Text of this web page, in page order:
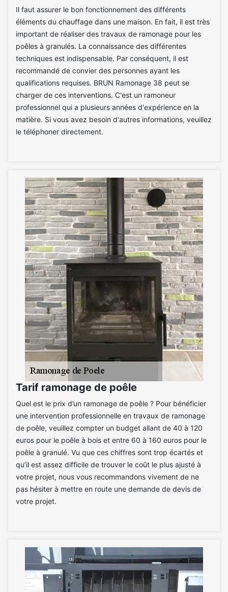
Il faut assurer le bon fonctionnement des différents
éléments du chauffage dans une maison. En fait, il est très
important de réaliser des travaux de ramonage pour les
poêles à granulés. La connaissance des différentes
techniques est indispensable. Par conséquent, il est
recommandé de convier des personnes ayant les
qualifications requises. BRUN Ramonage 38 peut se
charger de ces interventions. C'est un ramoneur
professionnel qui a plusieurs années d'expérience en la
matière. Si vous avez besoin d'autres informations, veuillez
le téléphoner directement.
Tarif ramonage de poêle
Quel est le prix d’un ramonage de poêle ? Pour bénéficier
une intervention professionnelle en travaux de ramonage
de poêle, veuillez compter un budget allant de 40 à 120
euros pour le poêle à bois et entre 60 à 160 euros pour le
poêle à granulé. Vu que ces chiffres sont trop écartés et
qu’il est assez difficile de trouver le coût le plus ajusté à
votre projet, nous vous recommandons vivement de ne
pas hésiter à mettre en route une demande de devis de
votre projet.